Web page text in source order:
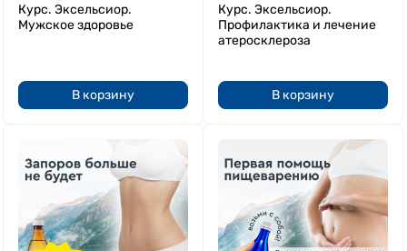
Курс. Эксельсиор.
Мужское здоровье
В корзину
Курс. Эксельсиор.
Профилактика и лечение
атеросклероза
В корзину